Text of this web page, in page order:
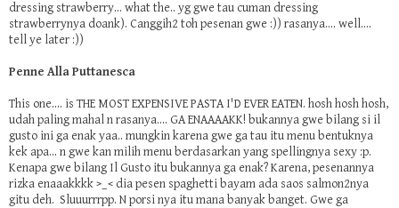
dressing strawberry... what the.. yg gwe tau cuman dressing
strawberrynya doank). Canggih2 toh pesenan gwe :)) rasanya.... well....
tell ye later :))
Penne Alla Puttanesca
This one.... is THE MOST EXPENSIVE PASTA I'D EVER EATEN. hosh hosh hosh,
udah paling mahal n rasanya.... GA ENAAAAKK! bukannya gwe bilang si il
gusto ini ga enak yaa.. mungkin karena gwe ga tau itu menu bentuknya
kek apa... n gwe kan milih menu berdasarkan yang spellingnya sexy :p.
Kenapa gwe bilang Il Gusto itu bukannya ga enak? Karena, pesenannya
rizka enaaakkkk >_< dia pesen spaghetti bayam ada saos salmon2nya
gitu deh. Sluuurrrpp. N porsi nya itu mana banyak banget. Gwe ga